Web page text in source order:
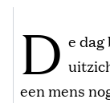
D e
een mens